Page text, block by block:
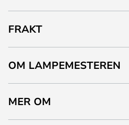
FRAKT
OM LAMPEMESTEREN
MER OM